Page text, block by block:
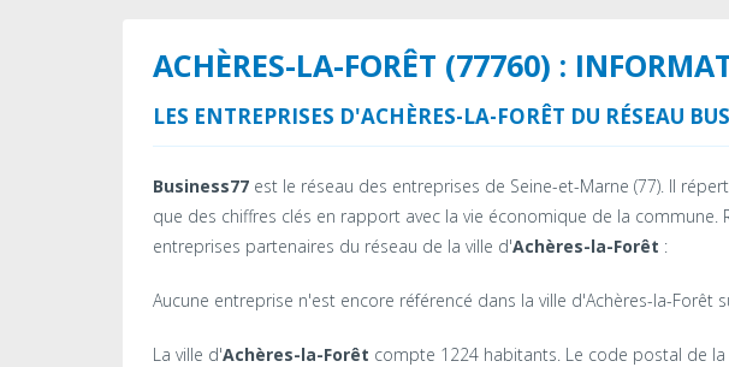
ACHÈRES-LA-FORÊT (77760) :
LES ENTREPRISES D'ACHÈRES-LA-FORÊT DU RÉSEAU
Business77 est le réseau des entreprises de Seine-et-Marne (77). Il
que des chiffres clés en rapport avec la vie économique de la commune.
entreprises partenaires du réseau de la ville d'Achères-la-Forêt :
Aucune entreprise n'est encore référencé dans la ville d'Achères-la-Forêt
La ville d'Achères-la-Forêt compte 1224 habitants. Le code postal de la